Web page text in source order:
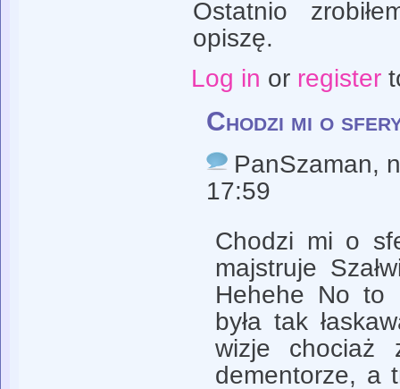
Ostatnio
opiszę.
Log in or register
Chodzi mi o
PanSzaman,
17:59
Chodzi mi o
majstruje
Hehehe No to
była tak
wizje chociaż
dementorze, a